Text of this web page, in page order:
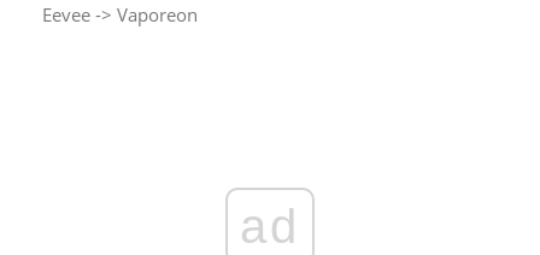
Eevee -> Vaporeon
ad